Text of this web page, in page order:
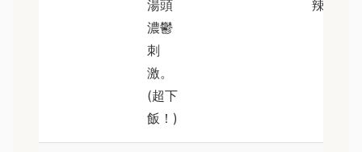
湯頭
濃鬱
刺
激。
(超下
飯！)
辣！